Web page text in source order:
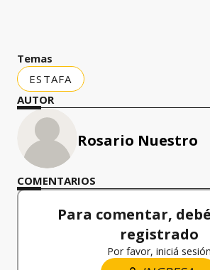
Temas
ESTAFA
AUTOR
Rosario Nuestro
COMENTARIOS
Para comentar,
registrado
Por favor, iniciá sesión